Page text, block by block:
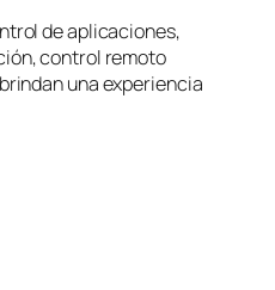
de aplicaciones,
control remoto
una experiencia